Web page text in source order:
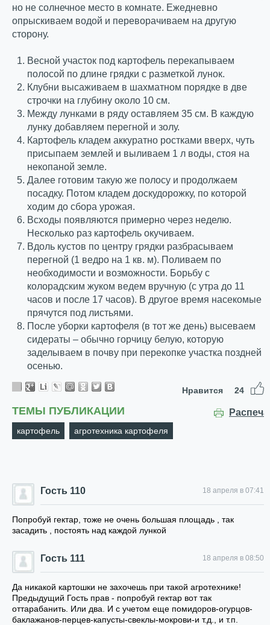
но не солнечное место в комнате. Ежедневно
опрыскиваем водой и переворачиваем на другую
сторону.
Весной участок под картофель перекапываем
полосой по длине грядки с разметкой лунок.
Клубни высаживаем в шахматном порядке в две
строчки на глубину около 10 см.
Между лунками в ряду оставляем 35 см. В каждую
лунку добавляем перегной и золу.
Картофель кладем аккуратно ростками вверх, чуть
присыпаем землей и выливаем 1 л воды, стоя на
некопаной земле.
Далее готовим такую же полосу и продолжаем
посадку. Потом кладем доскудорожку, по которой
ходим до сбора урожая.
Всходы появляются примерно через неделю.
Несколько раз картофель окучиваем.
Вдоль кустов по центру грядки разбрасываем
перегной (1 ведро на 1 кв. м). Поливаем по
необходимости и возможности. Борьбу с
колорадским жуком ведем вручную (с утра до 11
часов и после 17 часов). В другое время насекомые
прячутся под листьями.
После уборки картофеля (в тот же день) высеваем
сидераты – обычно горчицу белую, которую
заделываем в почву при перекопке участка поздней
осенью.
Нравится 24
ТЕМЫ ПУБЛИКАЦИИ
картофель агротехника картофеля
Гость 110 18 апреля в 07:41
Попробуй гектар, тоже не очень большая площадь , так
засадить , постоять над каждой лункой
Гость 111 18 апреля в 08:50
Да никакой картошки не захочешь при такой агротехнике!
Предыдущий Гость прав - попробуй гектар вот так
оттарабанить. Или два. И с учетом еще помидоров-огурцов-
баклажанов-перцев-капусты-свеклы-мокрови-и т.д., и т.п.